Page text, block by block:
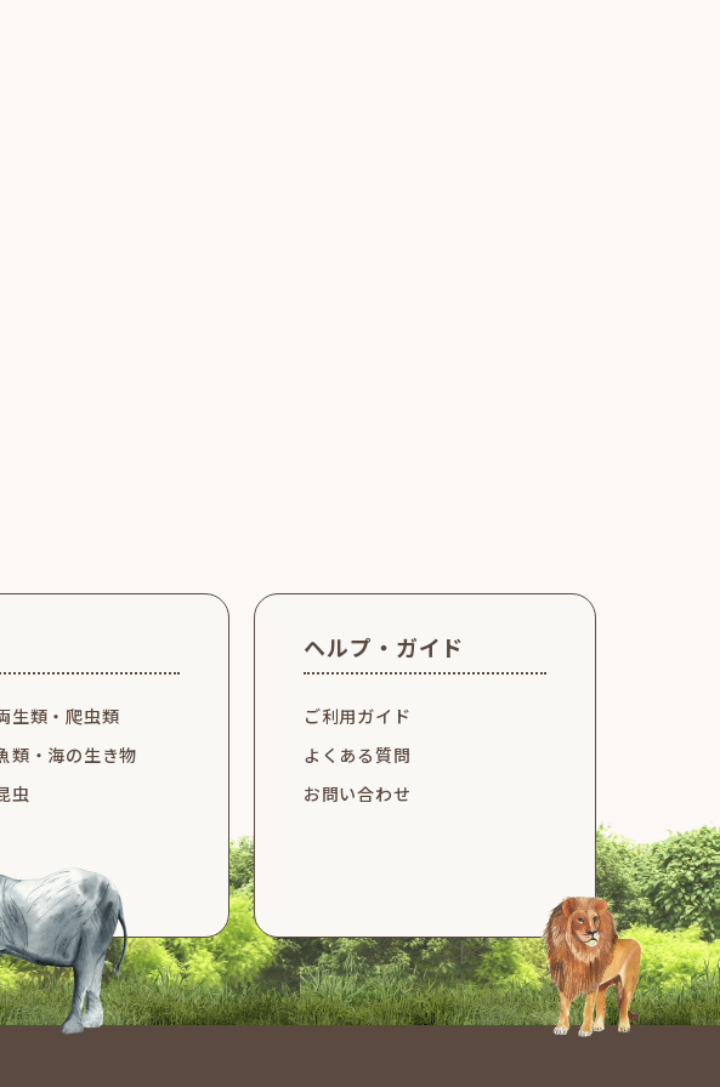
生類・爬虫類
類・海の生き物
虫
ヘルプ・ガイド
ご利用ガイド
よくある質問
お問い合わせ